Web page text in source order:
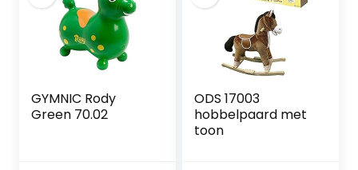
GYMNIC Rody
Green 70.02
ODS 17003
hobbelpaard met
toon